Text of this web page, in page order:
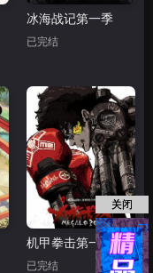
冰海战记第一季
已完结
机甲拳击第一季
已完结
关闭